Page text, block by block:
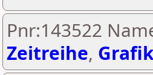
Pnr:143522
Zeitreihe,